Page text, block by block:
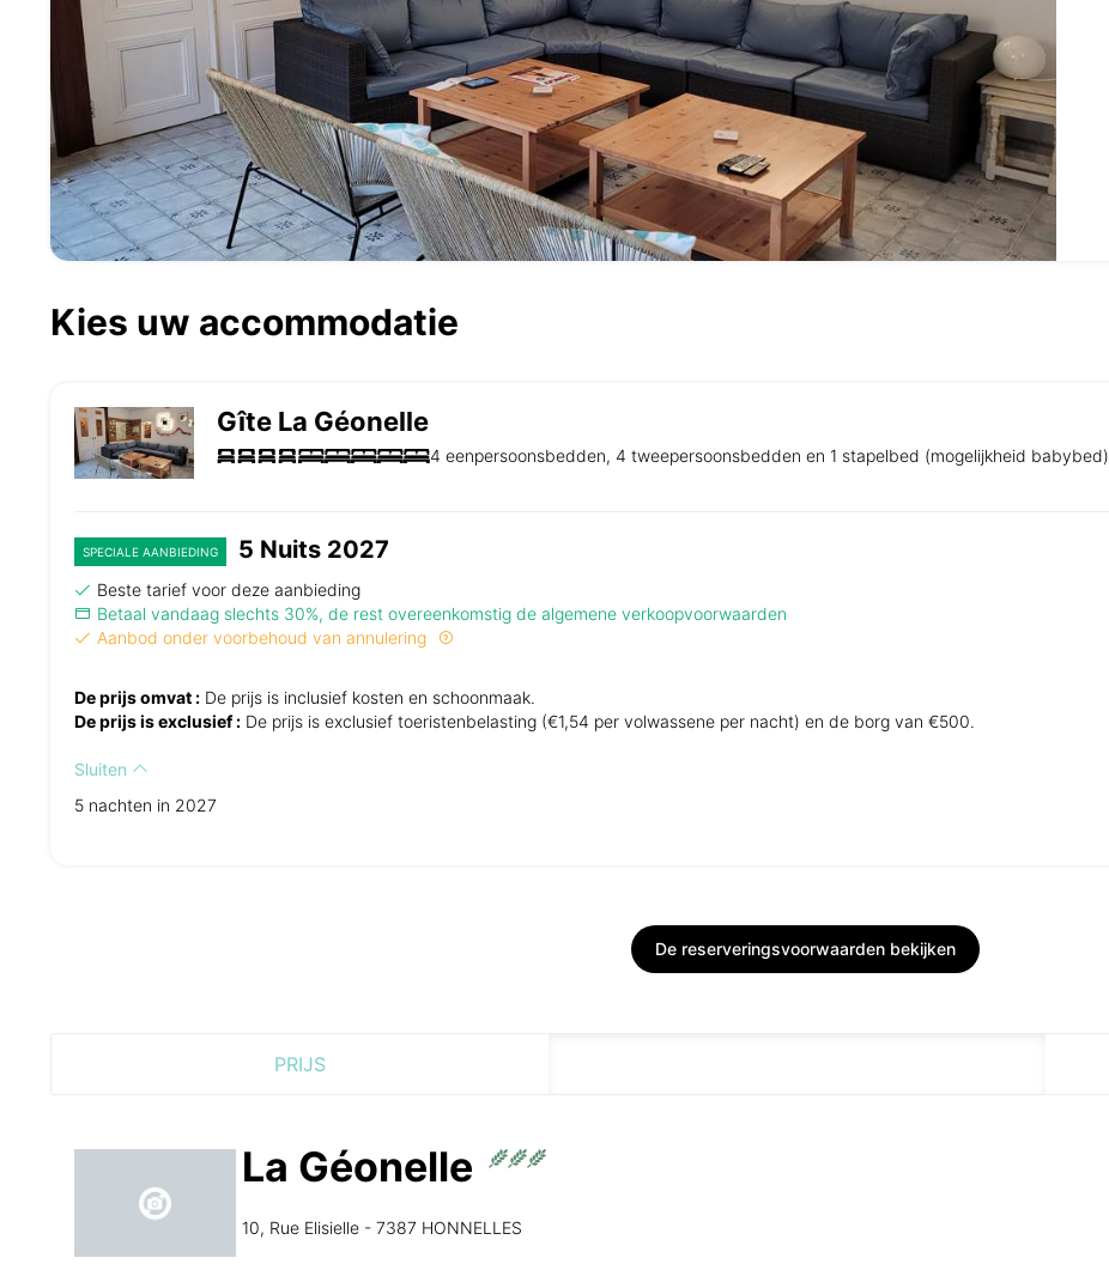
Kies uw accommodatie
Gîte La Géonelle
4 eenpersoonsbedden, 4 tweepersoonsbedden en 1 stapelbed (mogelijkheid babybed)
SPECIALE AANBIEDING 5 Nuits 2027
Beste tarief voor deze aanbieding
Betaal vandaag slechts 30%, de rest overeenkomstig de algemene verkoopvoorwaarden
Aanbod onder voorbehoud van annulering
De prijs omvat : De prijs is inclusief kosten en schoonmaak.
De prijs is exclusief : De prijs is exclusief toeristenbelasting (€1,54 per volwassene per nacht) en de borg van €500.
Sluiten
5 nachten in 2027
De reserveringsvoorwaarden bekijken
PRIJS
La Géonelle
10, Rue Elisielle - 7387 HONNELLES